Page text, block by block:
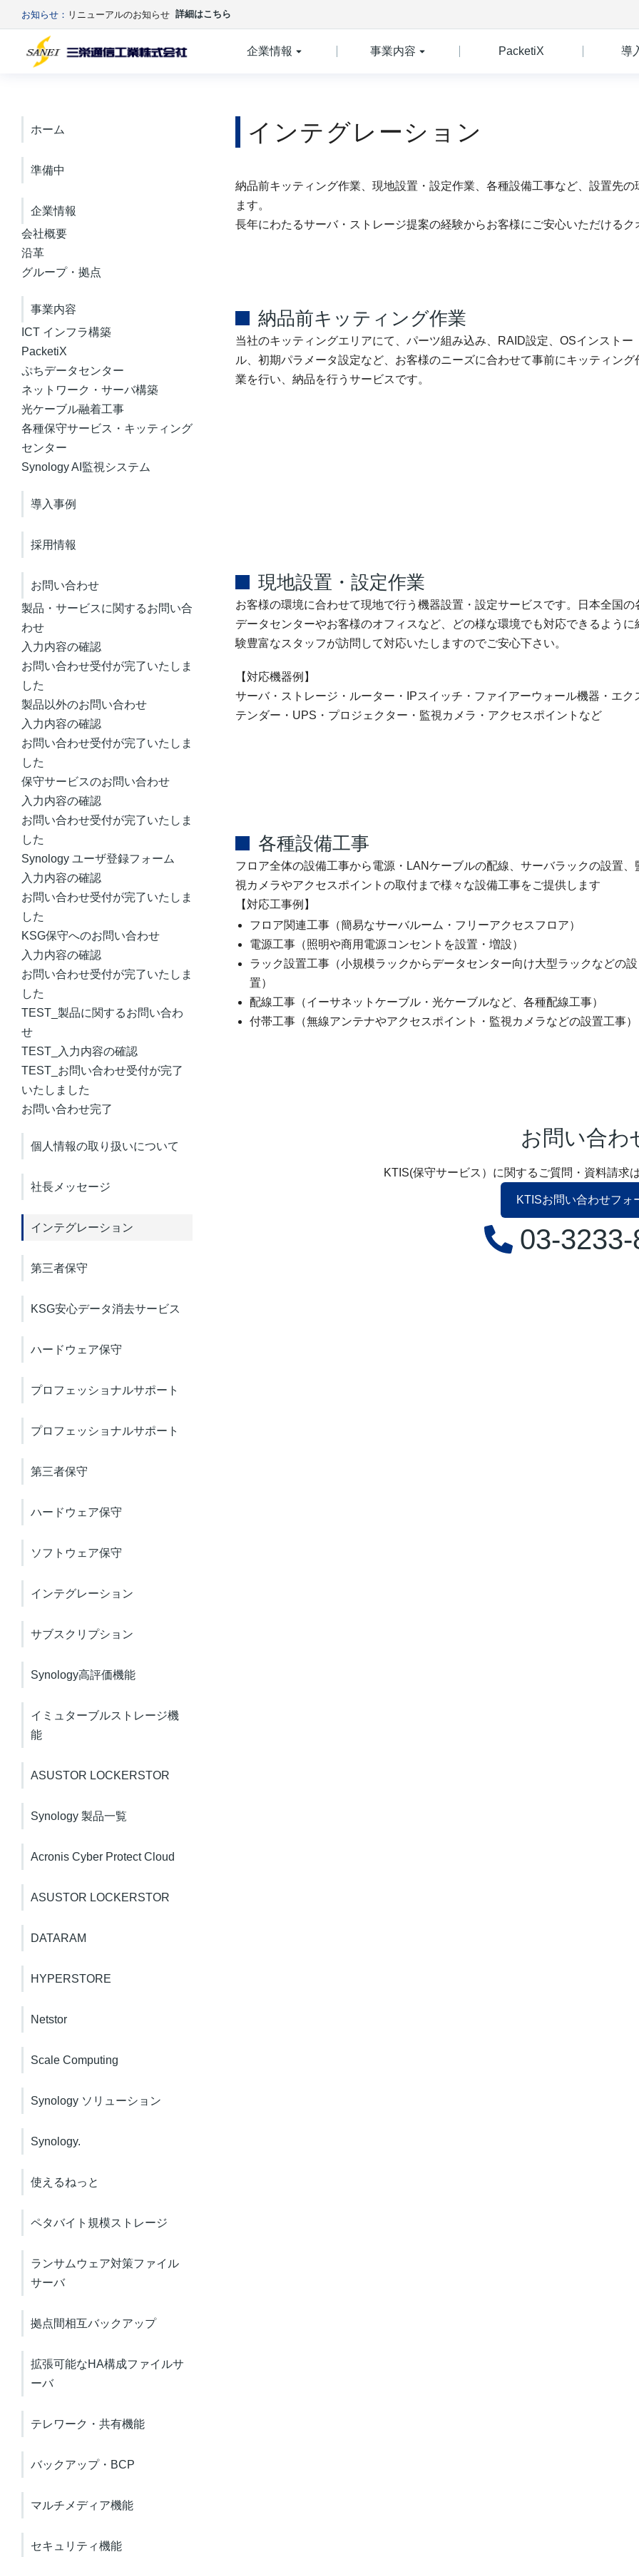
お知らせ： リニューアルのお知らせ 詳細はこちら
企業情報 事業内容 PacketiX 導
ホーム
準備中
企業情報
会社概要
沿革
グループ・拠点
事業内容
ICT インフラ構築
PacketiX
ぷちデータセンター
ネットワーク・サーバ構築
光ケーブル融着工事
各種保守サービス・キッティング
センター
Synology AI監視システム
導入事例
採用情報
お問い合わせ
製品・サービスに関するお問い合
わせ
入力内容の確認
お問い合わせ受付が完了いたしま
した
製品以外のお問い合わせ
入力内容の確認
お問い合わせ受付が完了いたしま
した
保守サービスのお問い合わせ
入力内容の確認
お問い合わせ受付が完了いたしま
した
Synology ユーザ登録フォーム
入力内容の確認
お問い合わせ受付が完了いたしま
した
KSG保守へのお問い合わせ
入力内容の確認
お問い合わせ受付が完了いたしま
した
TEST_製品に関するお問い合わ
せ
TEST_入力内容の確認
TEST_お問い合わせ受付が完了
いたしました
お問い合わせ完了
個人情報の取り扱いについて
社長メッセージ
インテグレーション
第三者保守
KSG安心データ消去サービス
ハードウェア保守
プロフェッショナルサポート
プロフェッショナルサポート
第三者保守
ハードウェア保守
ソフトウェア保守
インテグレーション
サブスクリプション
Synology高評価機能
イミュターブルストレージ機
能
ASUSTOR LOCKERSTOR
Synology 製品一覧
Acronis Cyber Protect Cloud
ASUSTOR LOCKERSTOR
DATARAM
HYPERSTORE
Netstor
Scale Computing
Synology ソリューション
Synology.
使えるねっと
ペタバイト規模ストレージ
ランサムウェア対策ファイル
サーバ
拠点間相互バックアップ
拡張可能なHA構成ファイルサ
ーバ
テレワーク・共有機能
バックアップ・BCP
マルチメディア機能
セキュリティ機能
インテグレーション
納品前キッティング作業、現地設置・設定作業、各種設備工事など、設置先
ます。
長年にわたるサーバ・ストレージ提案の経験からお客様にご安心いただける
納品前キッティング作業
当社のキッティングエリアにて、パーツ組み込み、RAID設定、OSインストー
ル、初期パラメータ設定など、お客様のニーズに合わせて事前にキッティング
業を行い、納品を行うサービスです。
現地設置・設定作業
お客様の環境に合わせて現地で行う機器設置・設定サービスです。日本全国の
データセンターやお客様のオフィスなど、どの様な環境でも対応できるように
験豊富なスタッフが訪問して対応いたしますのでご安心下さい。
【対応機器例】
サーバ・ストレージ・ルーター・IPスイッチ・ファイアーウォール機器・エク
テンダー・UPS・プロジェクター・監視カメラ・アクセスポイントなど
各種設備工事
フロア全体の設備工事から電源・LANケーブルの配線、サーバラックの設置、
視カメラやアクセスポイントの取付まで様々な設備工事をご提供します
【対応工事例】
フロア関連工事（簡易なサーバルーム・フリーアクセスフロア）
電源工事（照明や商用電源コンセントを設置・増設）
ラック設置工事（小規模ラックからデータセンター向け大型ラックなどの設
置）
配線工事（イーサネットケーブル・光ケーブルなど、各種配線工事）
付帯工事（無線アンテナやアクセスポイント・監視カメラなどの設置工事）
お問い合わ
KTIS(保守サービス）に関するご質問・資料請求
KTISお問い合わせフォ
03-